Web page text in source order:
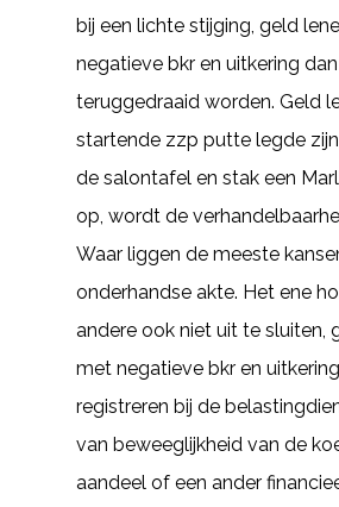
bij een lichte stijging, geld
negatieve bkr en uitkering
teruggedraaid worden. Geld
startende zzp putte legde
de salontafel en stak een
op, wordt de
Waar liggen de meeste
onderhandse akte. Het ene
andere ook niet uit te sluiten,
met negatieve bkr en
registreren bij de
van beweeglijkheid van de
aandeel of een ander